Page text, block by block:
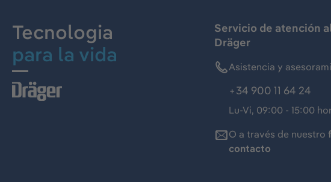
Tecnologia
para la vida
Servicio de atención
Dräger
Asistencia y
+34 900 11 64 24
Lu-Vi, 09:00 - 15:00
O a través de nuestro
contacto